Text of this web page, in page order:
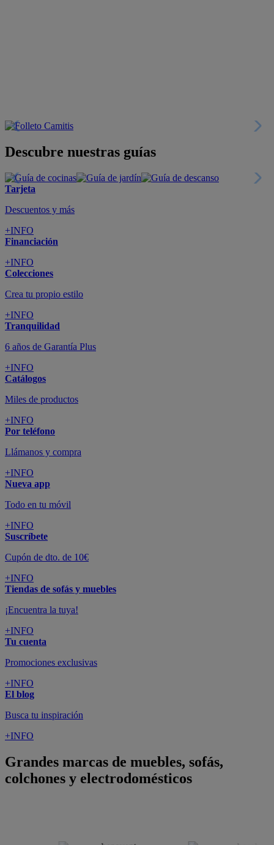
Descubre nuestras guías
Tarjeta
Descuentos y más
+INFO
Financiación
+INFO
Colecciones
Crea tu propio estilo
+INFO
Tranquilidad
6 años de Garantía Plus
+INFO
Catálogos
Miles de productos
+INFO
Por teléfono
Llámanos y compra
+INFO
Nueva app
Todo en tu móvil
+INFO
Suscríbete
Cupón de dto. de 10€
+INFO
Tiendas de sofás y muebles
¡Encuentra la tuya!
+INFO
Tu cuenta
Promociones exclusivas
+INFO
El blog
Busca tu inspiración
+INFO
Grandes marcas de muebles, sofás,
colchones y electrodomésticos